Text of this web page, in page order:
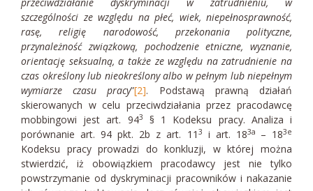
przeciwdziałanie dyskryminacji w zatrudnieniu, w
szczególności ze względu na płeć, wiek, niepełnosprawność,
rasę, religię narodowość, przekonania polityczne,
przynależność związkową, pochodzenie etniczne, wyznanie,
orientację seksualną, a także ze względu na zatrudnienie na
czas określony lub nieokreślony albo w pełnym lub niepełnym
wymiarze czasu pracy”[2]. Podstawą prawną działań
skierowanych w celu przeciwdziałania przez pracodawcę
mobbingowi jest art. 943
§ 1 Kodeksu pracy. Analiza i
porównanie art. 94 pkt. 2b z art. 11 3 i art. 183a – 183e
Kodeksu pracy prowadzi do konkluzji, w której można
stwierdzić, iż obowiązkiem pracodawcy jest nie tylko
powstrzymanie od dyskryminacji pracowników i nakazanie